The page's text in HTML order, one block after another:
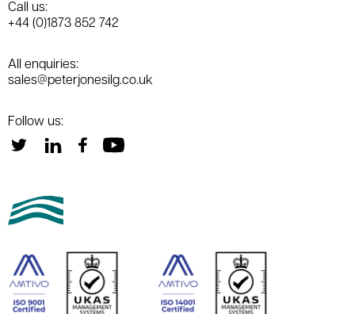
Call us:
+44 (0)1873 852 742
All enquiries:
sales@peterjonesilg.co.uk
Follow us: